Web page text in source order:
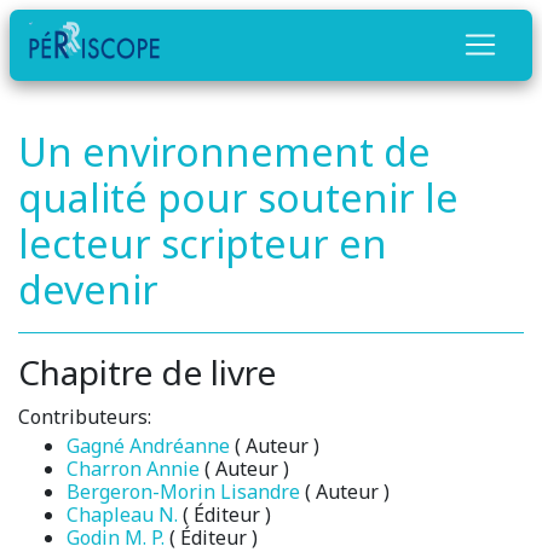
Un environnement de
qualité pour soutenir le
lecteur scripteur en
devenir
Chapitre de livre
Contributeurs:
Gagné Andréanne( Auteur )
Charron Annie( Auteur )
Bergeron-Morin Lisandre( Auteur )
Chapleau N. ( Éditeur )
Godin M. P. ( Éditeur )